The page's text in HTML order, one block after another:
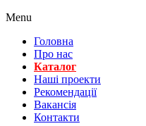
Menu
Головна
Про нас
Каталог
Нашi проекти
Рекомендації
Вакансiя
Контакти